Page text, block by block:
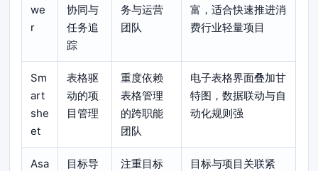
we
r
协同与
任务追
踪
务与运营
团队
富，适合快速推进消
费行业轻量项目
Sm
art
she
et
表格驱
动的项
目管理
重度依赖
表格管理
的跨职能
团队
电子表格界面叠加甘
特图，数据联动与自
动化规则强
Asa
目标导
注重目标
目标与项目关联紧